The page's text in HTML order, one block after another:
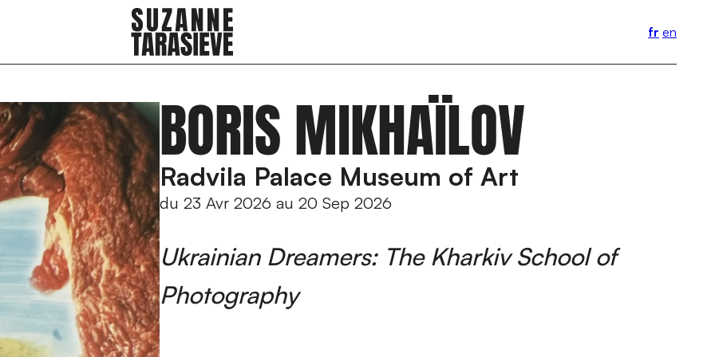
fr en
BORIS MIKHAÏLOV
Radvila Palace Museum of Art
du 23 Avr 2026 au 20 Sep 2026
Ukrainian Dreamers: The Kharkiv School of
Photography